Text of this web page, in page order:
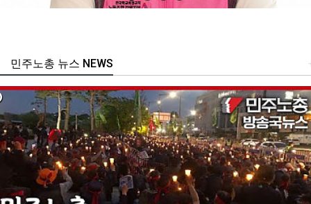
주노총 뉴스 NEWS